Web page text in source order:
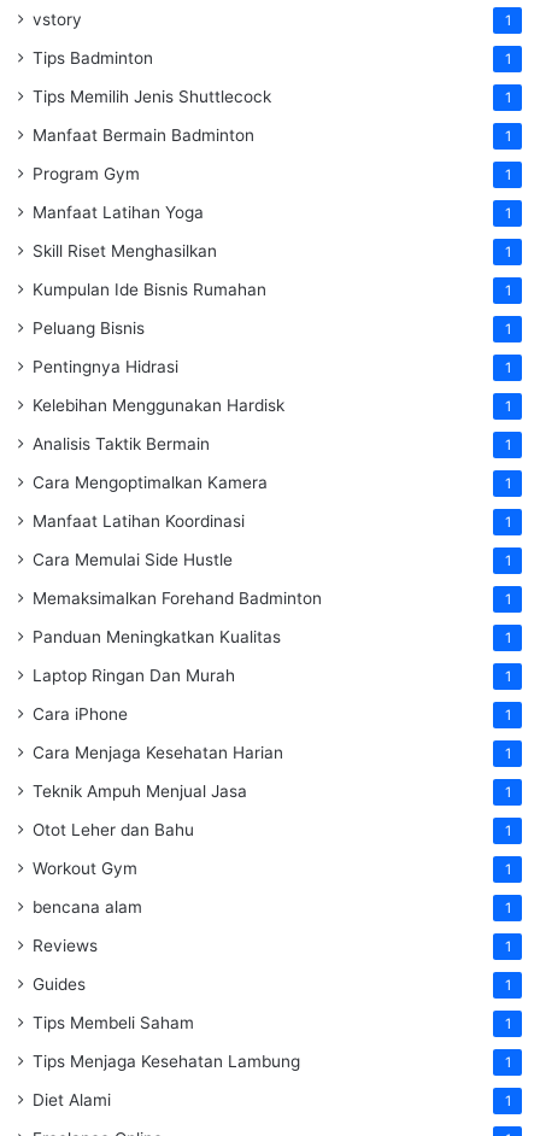
vstory 1
Tips Badminton 1
Tips Memilih Jenis Shuttlecock 1
Manfaat Bermain Badminton 1
Program Gym 1
Manfaat Latihan Yoga 1
Skill Riset Menghasilkan 1
Kumpulan Ide Bisnis Rumahan 1
Peluang Bisnis 1
Pentingnya Hidrasi 1
Kelebihan Menggunakan Hardisk 1
Analisis Taktik Bermain 1
Cara Mengoptimalkan Kamera 1
Manfaat Latihan Koordinasi 1
Cara Memulai Side Hustle 1
Memaksimalkan Forehand Badminton 1
Panduan Meningkatkan Kualitas 1
Laptop Ringan Dan Murah 1
Cara iPhone 1
Cara Menjaga Kesehatan Harian 1
Teknik Ampuh Menjual Jasa 1
Otot Leher dan Bahu 1
Workout Gym 1
bencana alam 1
Reviews 1
Guides 1
Tips Membeli Saham 1
Tips Menjaga Kesehatan Lambung 1
Diet Alami 1